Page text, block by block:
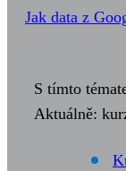
Jak data z
S tímto
Aktuálně: